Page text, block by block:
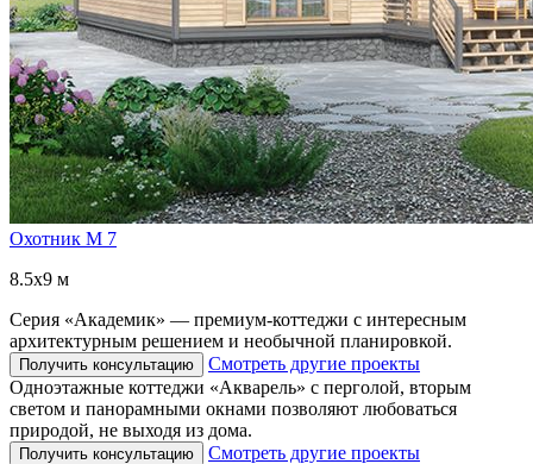
Охотник М 7
8.5x9 м
Серия «Академик» — премиум-коттеджи с интересным
архитектурным решением и необычной планировкой.
Получить консультацию
Смотреть другие проекты
Одноэтажные коттеджи «Акварель» с перголой, вторым
светом и панорамными окнами позволяют любоваться
природой, не выходя из дома.
Получить консультацию
Смотреть другие проекты